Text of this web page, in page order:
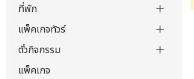
ที่พัก
แพ็คเกจทัวร์
ตั๋วกิจกรรม
แพ็คเกจ